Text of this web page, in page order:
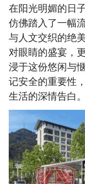
在阳光明媚的日
仿佛踏入了一幅
与人文交织的绝
对眼睛的盛宴，
浸于这份悠闲与
记安全的重要性
生活的深情告白。